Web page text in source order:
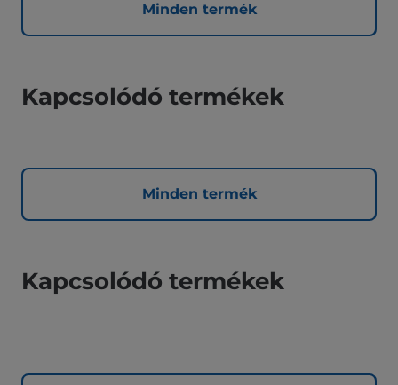
Minden termék
Kapcsolódó termékek
Minden termék
Kapcsolódó termékek